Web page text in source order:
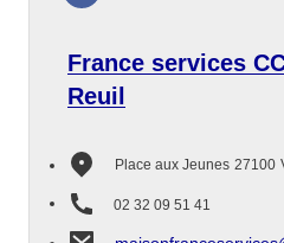
France services
Reuil
Place aux Jeunes 27100
02 32 09 51 41